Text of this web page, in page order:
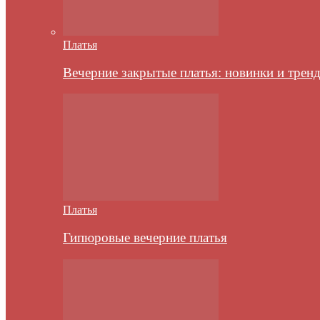
Платья
Вечерние закрытые платья: новинки и
Платья
Гипюровые вечерние платья